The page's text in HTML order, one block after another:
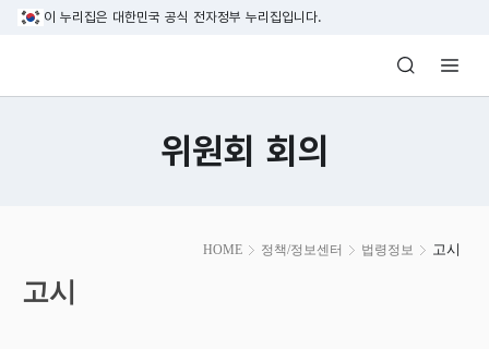
본문 바로가기
이 누리집은 대한민국 공식 전자정부 누리집입니다.
방송미디어통신위원회 Korea Media
위원회 회의
HOME 정책/정보센터 법령정보 고시
시
작
고시